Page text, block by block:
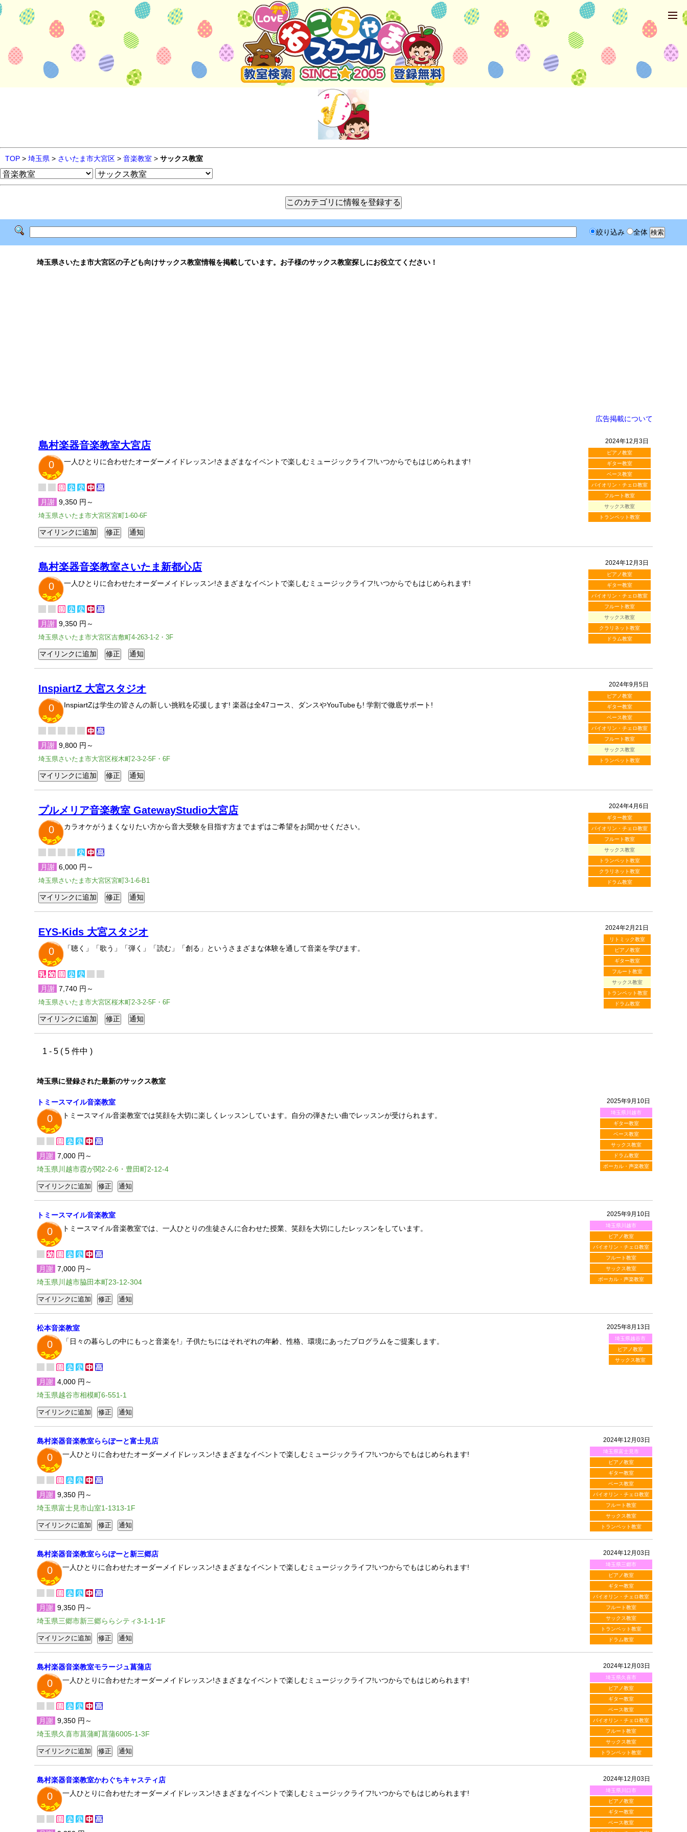
TOP > 埼玉県 > さいたま市大宮区 > 音楽教室 > サックス教室
絞り込み 全体
埼玉県さいたま市大宮区の子ども向けサックス教室情報を掲載しています。お子様のサックス教室探しにお役立てください！
広告掲載について
2024年12月3日
ピアノ教室
ギター教室
ベース教室
バイオリン・チェロ教室
フルート教室
サックス教室
トランペット教室
島村楽器音楽教室大宮店
0
一人ひとりに合わせたオーダーメイドレッスン!さまざまなイベントで楽しむミュージックライフ!いつからでもはじめられます!
月謝 9,350 円～
埼玉県さいたま市大宮区宮町1-60-6F
2024年12月3日
ピアノ教室
ギター教室
バイオリン・チェロ教室
フルート教室
サックス教室
クラリネット教室
ドラム教室
島村楽器音楽教室さいたま新都心店
0
一人ひとりに合わせたオーダーメイドレッスン!さまざまなイベントで楽しむミュージックライフ!いつからでもはじめられます!
月謝 9,350 円～
埼玉県さいたま市大宮区吉敷町4-263-1-2・3F
2024年9月5日
ピアノ教室
ギター教室
ベース教室
バイオリン・チェロ教室
フルート教室
サックス教室
トランペット教室
InspiartZ 大宮スタジオ
0
InspiartZは学生の皆さんの新しい挑戦を応援します! 楽器は全47コース、ダンスやYouTubeも! 学割で徹底サポート!
月謝 9,800 円～
埼玉県さいたま市大宮区桜木町2-3-2-5F・6F
2024年4月6日
ギター教室
バイオリン・チェロ教室
フルート教室
サックス教室
トランペット教室
クラリネット教室
ドラム教室
プルメリア音楽教室 GatewayStudio大宮店
0
カラオケがうまくなりたい方から音大受験を目指す方までまずはご希望をお聞かせください。
月謝 6,000 円～
埼玉県さいたま市大宮区宮町3-1-6-B1
2024年2月21日
リトミック教室
ピアノ教室
ギター教室
フルート教室
サックス教室
トランペット教室
ドラム教室
EYS-Kids 大宮スタジオ
0
「聴く」「歌う」「弾く」「読む」「創る」というさまざまな体験を通して音楽を学びます。
月謝 7,740 円～
埼玉県さいたま市大宮区桜木町2-3-2-5F・6F
1 - 5 ( 5 件中 )
埼玉県に登録された最新のサックス教室
2025年9月10日
埼玉県川越市
ギター教室
ベース教室
サックス教室
ドラム教室
ボーカル・声楽教室
トミースマイル音楽教室
0 トミースマイル音楽教室では笑顔を大切に楽しくレッスンしています。自分の弾きたい曲でレッスンが受けられます。
月謝 7,000 円～
埼玉県川越市霞が関2-2-6・豊田町2-12-4
2025年9月10日
埼玉県川越市
ピアノ教室
バイオリン・チェロ教室
フルート教室
サックス教室
ボーカル・声楽教室
トミースマイル音楽教室
0 トミースマイル音楽教室では、一人ひとりの生徒さんに合わせた授業、笑顔を大切にしたレッスンをしています。
月謝 7,000 円～
埼玉県川越市脇田本町23-12-304
2025年8月13日
埼玉県越谷市
ピアノ教室
サックス教室
松本音楽教室
0 「日々の暮らしの中にもっと音楽を!」子供たちにはそれぞれの年齢、性格、環境にあったプログラムをご提案します。
月謝 4,000 円～
埼玉県越谷市相模町6-551-1
2024年12月03日
埼玉県富士見市
ピアノ教室
ギター教室
ベース教室
バイオリン・チェロ教室
フルート教室
サックス教室
トランペット教室
島村楽器音楽教室ららぽーと富士見店
0 一人ひとりに合わせたオーダーメイドレッスン!さまざまなイベントで楽しむミュージックライフ!いつからでもはじめられます!
月謝 9,350 円～
埼玉県富士見市山室1-1313-1F
2024年12月03日
埼玉県三郷市
ピアノ教室
ギター教室
バイオリン・チェロ教室
フルート教室
サックス教室
トランペット教室
ドラム教室
島村楽器音楽教室ららぽーと新三郷店
0 一人ひとりに合わせたオーダーメイドレッスン!さまざまなイベントで楽しむミュージックライフ!いつからでもはじめられます!
月謝 9,350 円～
埼玉県三郷市新三郷ららシティ3-1-1-1F
2024年12月03日
埼玉県久喜市
ピアノ教室
ギター教室
ベース教室
バイオリン・チェロ教室
フルート教室
サックス教室
トランペット教室
島村楽器音楽教室モラージュ菖蒲店
0 一人ひとりに合わせたオーダーメイドレッスン!さまざまなイベントで楽しむミュージックライフ!いつからでもはじめられます!
月謝 9,350 円～
埼玉県久喜市菖蒲町菖蒲6005-1-3F
2024年12月03日
埼玉県川口市
ピアノ教室
ギター教室
ベース教室
島村楽器音楽教室かわぐちキャスティ店
0 一人ひとりに合わせたオーダーメイドレッスン!さまざまなイベントで楽しむミュージックライフ!いつからでもはじめられます!